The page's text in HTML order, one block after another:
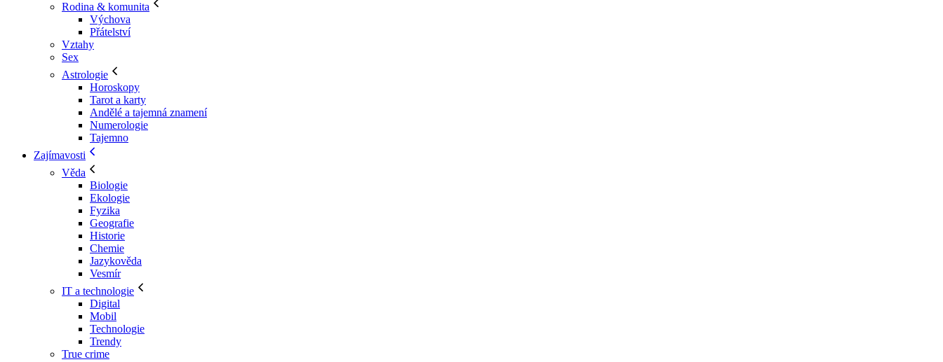
Rodina & komunita
Výchova
Přátelství
Vztahy
Sex
Astrologie
Horoskopy
Tarot a karty
Andělé a tajemná znamení
Numerologie
Tajemno
Zajímavosti
Věda
Biologie
Ekologie
Fyzika
Geografie
Historie
Chemie
Jazykověda
Vesmír
IT a technologie
Digital
Mobil
Technologie
Trendy
True crime